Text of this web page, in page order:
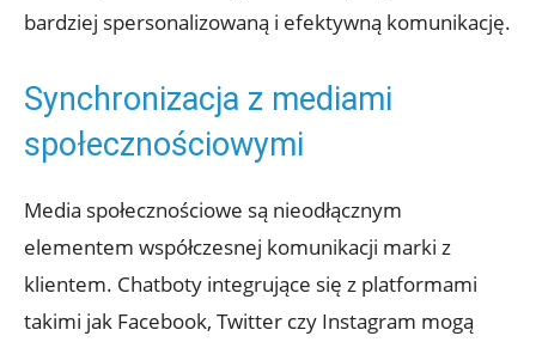
bardziej spersonalizowaną i efektywną komunikację.
Synchronizacja z mediami
społecznościowymi
Media społecznościowe są nieodłącznym
elementem współczesnej komunikacji marki z
klientem. Chatboty integrujące się z platformami
takimi jak Facebook, Twitter czy Instagram mogą